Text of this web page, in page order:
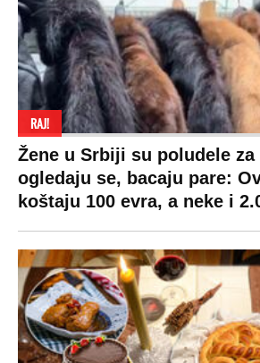
RAJ!
Žene u Srbiji su poludele za
ogledaju se, bacaju pare:
koštaju 100 evra, a neke i